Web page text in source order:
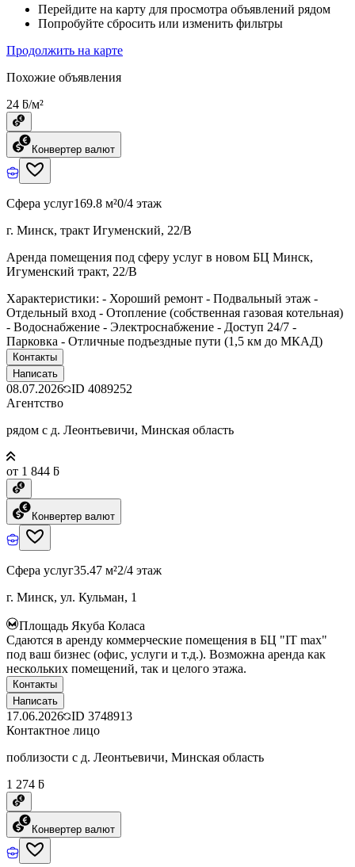
Перейдите на карту для просмотра объявлений рядом
Попробуйте сбросить или изменить фильтры
Продолжить на карте
Похожие объявления
24 ƃ/м²
Конвертер валют
Сфера услуг169.8 м²0/4 этаж
г. Минск, тракт Игуменский, 22/В
Аренда помещения под сферу услуг в новом БЦ Минск,
Игуменский тракт, 22/В
Характеристики: - Хороший ремонт - Подвальный этаж -
Отдельный вход - Отопление (собственная газовая котельная)
- Водоснабжение - Электроснабжение - Доступ 24/7 -
Парковка - Отличные подъездные пути (1,5 км до МКАД)
Контакты
Написать
08.07.2026 ID 4089252
Агентство
рядом с д. Леонтьевичи, Минская область
от 1 844 ƃ
Конвертер валют
Сфера услуг35.47 м²2/4 этаж
г. Минск, ул. Кульман, 1
Площадь Якуба Коласа
Сдаются в аренду коммерческие помещения в БЦ "IT max"
под ваш бизнес (офис, услуги и т.д.). Возможна аренда как
нескольких помещений, так и целого этажа.
Контакты
Написать
17.06.2026 ID 3748913
Контактное лицо
поблизости с д. Леонтьевичи, Минская область
1 274 ƃ
Конвертер валют